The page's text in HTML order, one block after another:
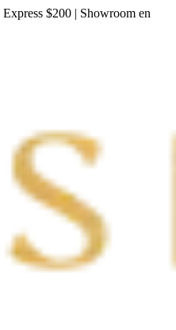
$200 | Showroom en